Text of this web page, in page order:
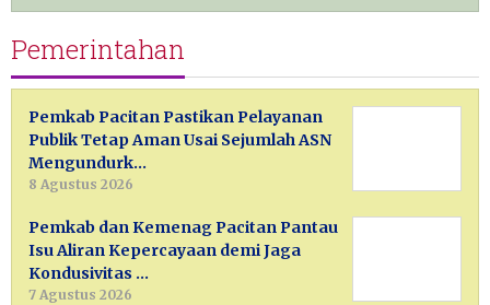
Pemerintahan
Pemkab Pacitan Pastikan Pelayanan
Publik Tetap Aman Usai Sejumlah ASN
Mengundurk…
8 Agustus 2026
Pemkab dan Kemenag Pacitan Pantau
Isu Aliran Kepercayaan demi Jaga
Kondusivitas …
7 Agustus 2026